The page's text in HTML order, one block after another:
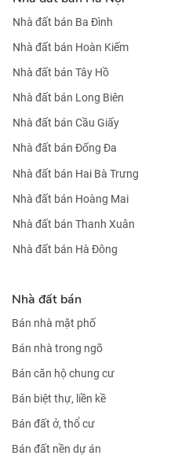
Nhà đất bán Ba Đình
Nhà đất bán Hoàn Kiếm
Nhà đất bán Tây Hồ
Nhà đất bán Long Biên
Nhà đất bán Cầu Giấy
Nhà đất bán Đống Đa
Nhà đất bán Hai Bà Trưng
Nhà đất bán Hoàng Mai
Nhà đất bán Thanh Xuân
Nhà đất bán Hà Đông
Nhà đất bán
Bán nhà mặt phố
Bán nhà trong ngõ
Bán căn hộ chung cư
Bán biệt thự, liền kề
Bán đất ở, thổ cư
Bán đất nền dự án